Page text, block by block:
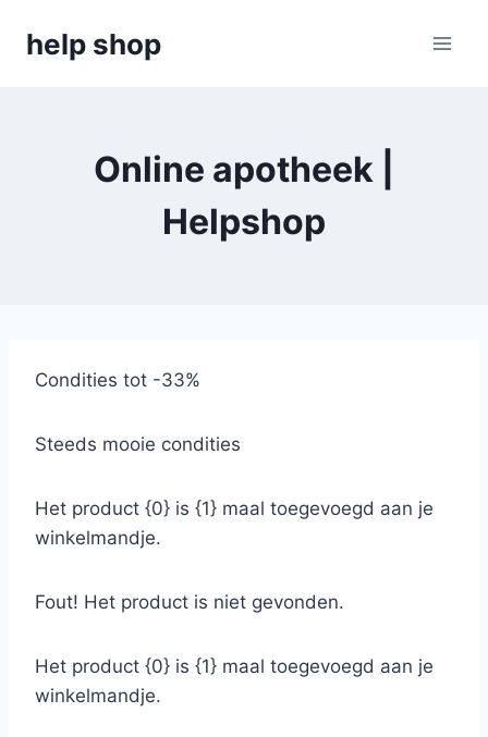
naarhelp shop
Online apotheek |
Helpshop
Condities tot -33%
Steeds mooie condities
Het product {0} is {1} maal toegevoegd aan je
winkelmandje.
Fout! Het product is niet gevonden.
Het product {0} is {1} maal toegevoegd aan je
winkelmandje.